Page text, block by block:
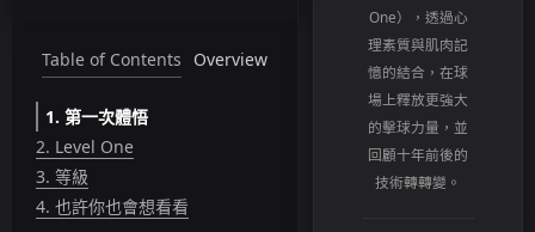
Table of Contents Overview
1. 第一次體悟
2. Level One
3. 等級
4. 也許你也會想看看
One），透過心
理素質與肌肉記
憶的結合，在球
場上釋放更強大
的擊球力量，並
回顧十年前後的
技術轉轉變。